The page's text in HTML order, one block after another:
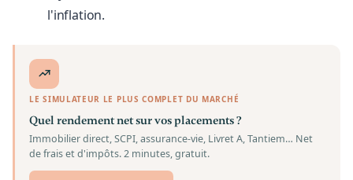
l'inflation.
LE SIMULATEUR LE PLUS COMPLET DU MARCHÉ
Quel rendement net sur vos placements ?
Immobilier direct, SCPI, assurance-vie, Livret A, Tantiem… Net
de frais et d'impôts. 2 minutes, gratuit.